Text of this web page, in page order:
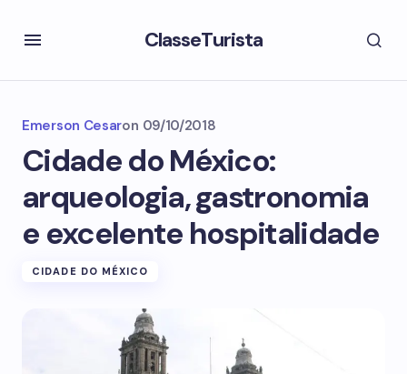
ClasseTurista
Emerson Cesaron 09/10/2018
Cidade do México:
arqueologia, gastronomia
e excelente hospitalidade
CIDADE DO MÉXICO